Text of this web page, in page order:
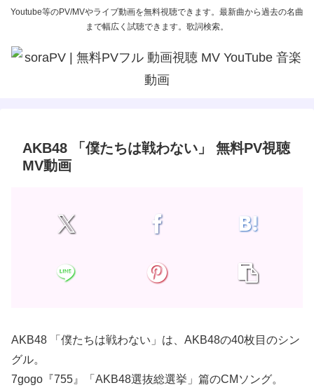
Youtube等のPV/MVやライブ動画を無料視聴できます。最新曲から過去の名曲
まで幅広く試聴できます。歌詞検索。
AKB48 「僕たちは戦わない」 無料PV視聴
MV動画
AKB48 「僕たちは戦わない」は、AKB48の40枚目のシン
グル。
7gogo『755』「AKB48選抜総選挙」篇のCMソング。